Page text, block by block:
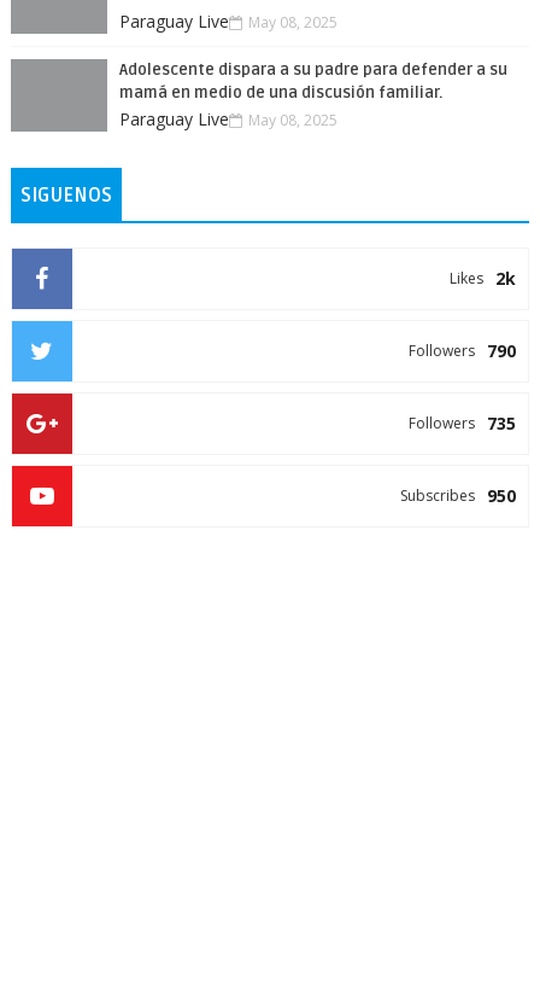
Paraguay Live May 08, 2025
Adolescente dispara a su padre para defender a su
mamá en medio de una discusión familiar.
Paraguay Live May 08, 2025
SIGUENOS
2k
Likes
790
Followers
735
Followers
950
Subscribes